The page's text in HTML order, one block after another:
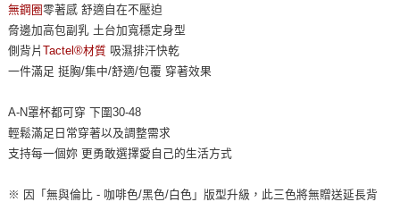
無鋼圈零著感 舒適自在不壓迫
脅邊加高包副乳 土台加寬穩定身型
側背片 Tactel®材質 吸濕排汗快乾
一件滿足 挺胸/集中/舒適/包覆 穿著效果
A-N罩杯都可穿 下圍30-48
輕鬆滿足日常穿著以及調整需求
支持每一個妳 更勇敢選擇愛自己的生活方式
※ 因「無與倫比 - 咖啡色/黑色/白色」版型升級，此三色將無贈送延長背